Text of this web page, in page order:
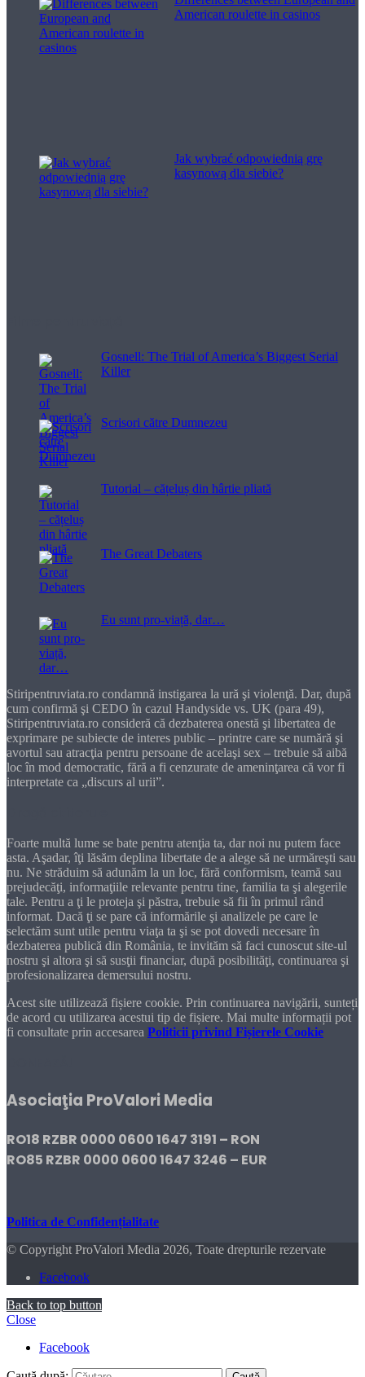
American roulette in casinos
Jak wybrać odpowiednią grę
kasynową dla siebie?
Gosnell: The Trial of America’s Biggest Serial
Killer
Scrisori către Dumnezeu
Tutorial – cățeluș din hârtie pliată
The Great Debaters
Eu sunt pro-viață, dar…
Stiripentruviata.ro condamnă instigarea la ură şi violenţă. Dar, după
cum confirmă şi CEDO în cazul Handyside vs. UK (para 49),
Stiripentruviata.ro consideră că dezbaterea onestă şi libertatea de
exprimare pe subiecte de interes public – printre care se numără şi
avortul sau atracţia pentru persoane de acelaşi sex – trebuie să aibă
loc în mod democratic, fără a fi cenzurate de ameninţarea că vor fi
interpretate ca „discurs al urii”.
Foarte multă lume se bate pentru atenţia ta, dar noi nu putem face
asta. Aşadar, îţi lăsăm deplina libertate de a alege să ne urmăreşti sau
nu. Ne străduim să adunăm la un loc, fără conformism, teamă sau
prejudecăţi, informaţiile relevante pentru tine, familia ta şi alegerile
tale. Pentru a ţi le proteja şi păstra, trebuie să fii în primul rând
informat. Dacă ţi se pare că informările şi analizele pe care le
selectăm sunt utile pentru viaţa ta şi se pot dovedi necesare în
dezbaterea publică din România, te invităm să faci cunoscut site-ul
nostru şi altora şi să susţii financiar, după posibilităţi, continuarea şi
profesionalizarea demersului nostru.
Acest site utilizează fișiere cookie. Prin continuarea navigării, sunteți
de acord cu utilizarea acestui tip de fișiere. Mai multe informații pot
fi consultate prin accesarea Politicii privind Fișierele Cookie
Asociaţia ProValori Media
RO18 RZBR 0000 0600 1647 3191 – RON
RO85 RZBR 0000 0600 1647 3246 – EUR
Politica de Confidențialitate
© Copyright ProValori Media 2026, Toate drepturile rezervate
Facebook
Back to top button
Close
Facebook